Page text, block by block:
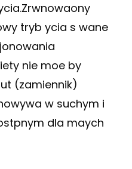
tryb ycia s wane
nie moe by
(zamiennik)
w suchym i
dla maych